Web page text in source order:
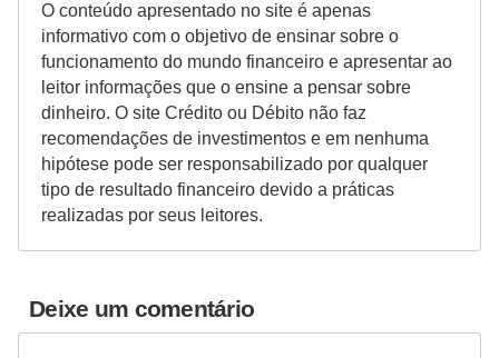
O conteúdo apresentado no site é apenas
informativo com o objetivo de ensinar sobre o
funcionamento do mundo financeiro e apresentar ao
leitor informações que o ensine a pensar sobre
dinheiro. O site Crédito ou Débito não faz
recomendações de investimentos e em nenhuma
hipótese pode ser responsabilizado por qualquer
tipo de resultado financeiro devido a práticas
realizadas por seus leitores.
Deixe um comentário
d
e
r
e
c
o
m
p
n